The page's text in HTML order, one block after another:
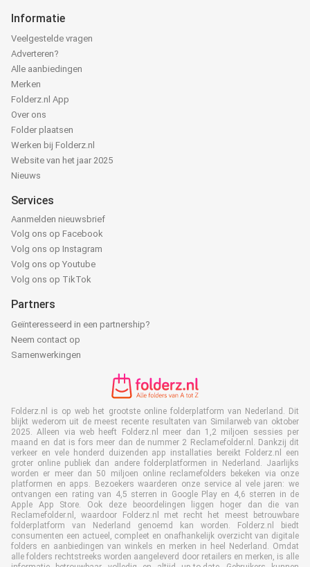
Informatie
Veelgestelde vragen
Adverteren?
Alle aanbiedingen
Merken
Folderz.nl App
Over ons
Folder plaatsen
Werken bij Folderz.nl
Website van het jaar 2025
Nieuws
Services
Aanmelden nieuwsbrief
Volg ons op Facebook
Volg ons op Instagram
Volg ons op Youtube
Volg ons op TikTok
Partners
Geïnteresseerd in een partnership?
Neem contact op
Samenwerkingen
Folderz.nl is op web het grootste online folderplatform van Nederland. Dit
blijkt wederom uit de meest recente resultaten van Similarweb van oktober
2025. Alleen via web heeft Folderz.nl meer dan 1,2 miljoen sessies per
maand en dat is fors meer dan de nummer 2 Reclamefolder.nl. Dankzij dit
verkeer en vele honderd duizenden app installaties bereikt Folderz.nl een
groter online publiek dan andere folderplatformen in Nederland. Jaarlijks
worden er meer dan 50 miljoen online reclamefolders bekeken via onze
platformen en apps. Bezoekers waarderen onze service al vele jaren: we
ontvangen een rating van 4,5 sterren in Google Play en 4,6 sterren in de
Apple App Store. Ook deze beoordelingen liggen hoger dan die van
Reclamefolder.nl, waardoor Folderz.nl met recht het meest betrouwbare
folderplatform van Nederland genoemd kan worden. Folderz.nl biedt
consumenten een actueel, compleet en onafhankelijk overzicht van digitale
folders en aanbiedingen van winkels en merken in heel Nederland. Omdat
alle folders rechtstreeks worden aangeleverd door retailers en merken, is alle